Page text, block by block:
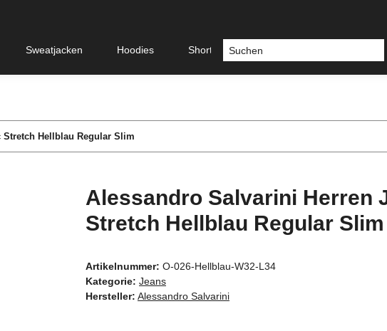
Sweatjacken Hoodies Shorts & Bermudas
Hellblau Regular Slim
Alessandro Salvarini Herren
Stretch Hellblau Regular Slim
Artikelnummer: O-026-Hellblau-W32-L34
Kategorie: Jeans
Hersteller: Alessandro Salvarini